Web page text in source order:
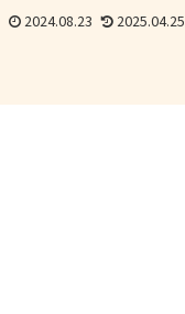
2024.08.23 2025.04.25